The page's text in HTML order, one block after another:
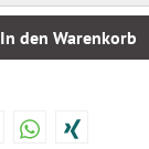
In den Warenkorb